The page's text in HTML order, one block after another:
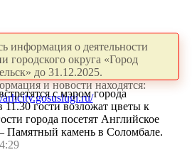
информация о деятельности
городского округа «Город
до 31.12.2025.
и новости находятся:
arhcity.gosuslugi.ru/
с мэром города
гости возложат цветы к
города посетят Английское
Памятный камень в Соломбале.